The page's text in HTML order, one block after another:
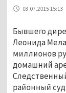
03.07.2015 15:13
Бывшего
Леонида
миллионов
домашний
районный